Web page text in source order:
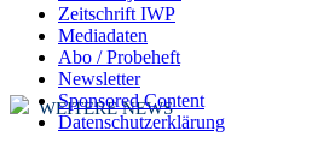
Zeitschrift IWP
Mediadaten
Abo / Probeheft
Newsletter
Sponsored Content
Datenschutzerklärung
WEITERE NEWS